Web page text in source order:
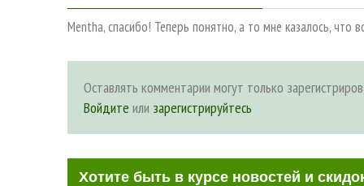
Mentha, спасибо! Теперь понятно, а то мне казалось,
Оставлять комментарии могут только
Войдите или зарегистрируйтесь
Хотите быть в курсе новостей и